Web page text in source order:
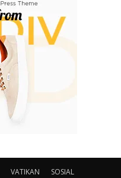
VATIKAN SOSIAL